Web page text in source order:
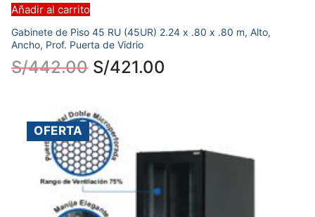
Añadir al carrito
Gabinete de Piso 45 RU (45UR) 2.24 x .80 x .80 m, Alto,
Ancho, Prof. Puerta de Vidrio
S/442.00 S/421.00
OFERTA